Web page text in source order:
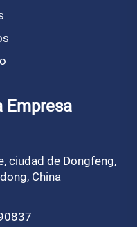
Empresa
ciudad de Dongfeng,
China